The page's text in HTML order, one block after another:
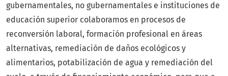
gubernamentales, no gubernamentales e instituciones de
educación superior colaboramos en procesos de
reconversión laboral, formación profesional en áreas
alternativas, remediación de daños ecológicos y
alimentarios, potabilización de agua y remediación del